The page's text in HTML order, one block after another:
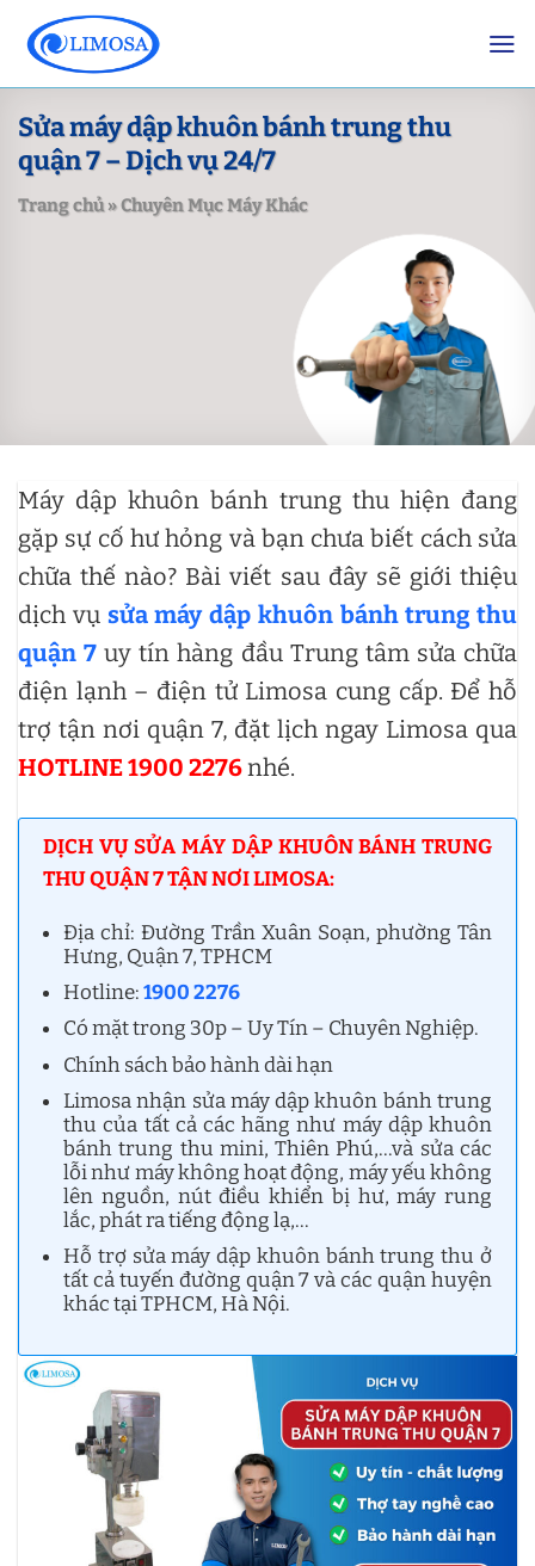
content
Sửa máy dập khuôn bánh trung thu
quận 7 – Dịch vụ 24/7
Trang chủ»Chuyên Mục Máy Khác
Máy dập khuôn bánh trung thu hiện đang
gặp sự cố hư hỏng và bạn chưa biết cách sửa
chữa thế nào? Bài viết sau đây sẽ giới thiệu
dịch vụ sửa máy dập khuôn bánh trung thu
quận 7 uy tín hàng đầu Trung tâm sửa chữa
điện lạnh – điện tử Limosa cung cấp. Để hỗ
trợ tận nơi quận 7, đặt lịch ngay Limosa qua
HOTLINE 1900 2276nhé.
DỊCH VỤ SỬA MÁY DẬP KHUÔN BÁNH TRUNG
THU QUẬN 7 TẬN NƠI LIMOSA:
Địa chỉ: Đường Trần Xuân Soạn, phường Tân
Hưng, Quận 7, TPHCM
Hotline:1900 2276
Có mặt trong 30p – Uy Tín – Chuyên Nghiệp.
Chính sách bảo hành dài hạn
Limosa nhận sửa máy dập khuôn bánh trung
thu của tất cả các hãng như máy dập khuôn
bánh trung thu mini, Thiên Phú,…và sửa các
lỗi như máy không hoạt động, máy yếu không
lên nguồn, nút điều khiển bị hư, máy rung
lắc, phát ra tiếng động lạ,…
Hỗ trợ sửa máy dập khuôn bánh trung thu ở
tất cả tuyến đường quận 7 và các quận huyện
khác tại TPHCM, Hà Nội.